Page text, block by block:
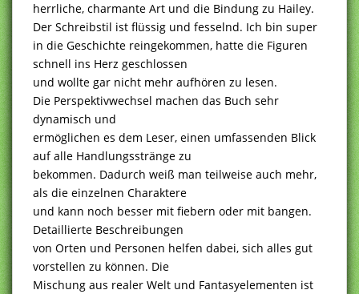
herrliche, charmante Art und die Bindung zu Hailey.
Der Schreibstil ist flüssig und fesselnd. Ich bin super
in die Geschichte reingekommen, hatte die Figuren
schnell ins Herz geschlossen
und wollte gar nicht mehr aufhören zu lesen.
Die Perspektivwechsel machen das Buch sehr
dynamisch und
ermöglichen es dem Leser, einen umfassenden Blick
auf alle Handlungsstränge zu
bekommen. Dadurch weiß man teilweise auch mehr,
als die einzelnen Charaktere
und kann noch besser mit fiebern oder mit bangen.
Detaillierte Beschreibungen
von Orten und Personen helfen dabei, sich alles gut
vorstellen zu können. Die
Mischung aus realer Welt und Fantasyelementen ist